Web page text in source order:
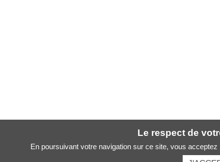
Le respect de
En poursuivant votre navigation sur ce site, vous